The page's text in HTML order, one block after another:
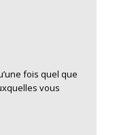
fois quel que
vous